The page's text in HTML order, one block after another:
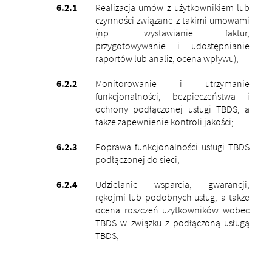
Realizacja umów z użytkownikiem lub
czynności związane z takimi umowami
(np. wystawianie faktur,
przygotowywanie i udostępnianie
raportów lub analiz, ocena wpływu);
Monitorowanie i utrzymanie
funkcjonalności, bezpieczeństwa i
ochrony podłączonej usługi TBDS, a
także zapewnienie kontroli jakości;
Poprawa funkcjonalności usługi TBDS
podłączonej do sieci;
Udzielanie wsparcia, gwarancji,
rękojmi lub podobnych usług, a także
ocena roszczeń użytkowników wobec
TBDS w związku z podłączoną usługą
TBDS;